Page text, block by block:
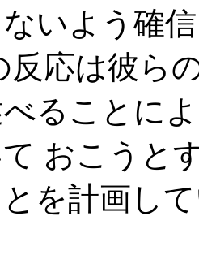
いよう確
反応は彼ら
ることに
おこうと
を計画し